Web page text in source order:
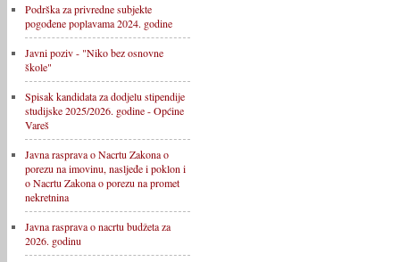
Podrška za privredne subjekte
pogođene poplavama 2024. godine
Javni poziv - "Niko bez osnovne
škole"
Spisak kandidata za dodjelu stipendije
studijske 2025/2026. godine - Općine
Vareš
Javna rasprava o Nacrtu Zakona o
porezu na imovinu, nasljeđe i poklon i
o Nacrtu Zakona o porezu na promet
nekretnina
Javna rasprava o nacrtu budžeta za
2026. godinu